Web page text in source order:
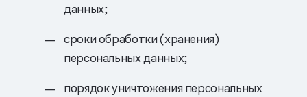
данных;
сроки обработки (хранения)
персональных данных;
порядок уничтожения персональных